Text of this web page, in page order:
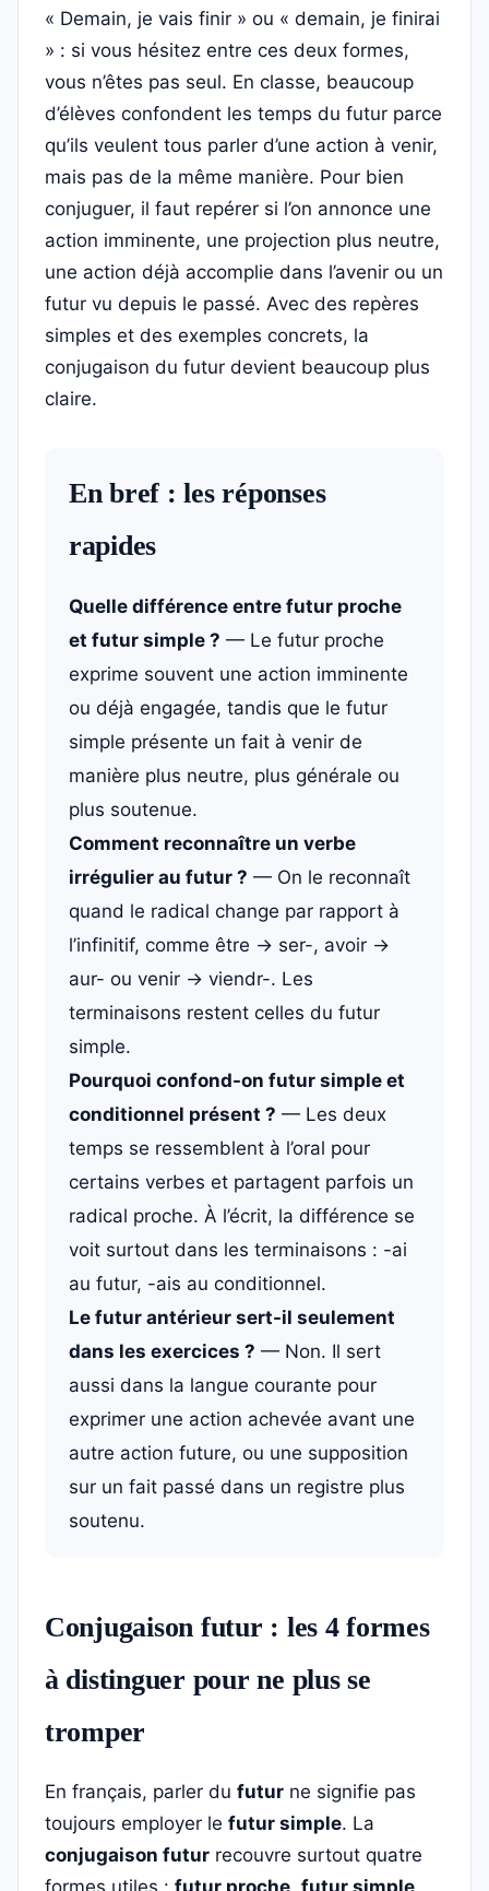
« Demain, je vais finir » ou « demain, je finirai
» : si vous hésitez entre ces deux formes,
vous n’êtes pas seul. En classe, beaucoup
d’élèves confondent les temps du futur parce
qu’ils veulent tous parler d’une action à venir,
mais pas de la même manière. Pour bien
conjuguer, il faut repérer si l’on annonce une
action imminente, une projection plus neutre,
une action déjà accomplie dans l’avenir ou un
futur vu depuis le passé. Avec des repères
simples et des exemples concrets, la
conjugaison du futur devient beaucoup plus
claire.
En bref : les réponses
rapides
Quelle différence entre futur proche
et futur simple ? — Le futur proche
exprime souvent une action imminente
ou déjà engagée, tandis que le futur
simple présente un fait à venir de
manière plus neutre, plus générale ou
plus soutenue.
Comment reconnaître un verbe
irrégulier au futur ? — On le reconnaît
quand le radical change par rapport à
l’infinitif, comme être → ser-, avoir →
aur- ou venir → viendr-. Les
terminaisons restent celles du futur
simple.
Pourquoi confond-on futur simple et
conditionnel présent ? — Les deux
temps se ressemblent à l’oral pour
certains verbes et partagent parfois un
radical proche. À l’écrit, la différence se
voit surtout dans les terminaisons : -ai
au futur, -ais au conditionnel.
Le futur antérieur sert-il seulement
dans les exercices ? — Non. Il sert
aussi dans la langue courante pour
exprimer une action achevée avant une
autre action future, ou une supposition
sur un fait passé dans un registre plus
soutenu.
Conjugaison futur : les 4 formes
à distinguer pour ne plus se
tromper
En français, parler du futur ne signifie pas
toujours employer le futur simple. La
conjugaison futur recouvre surtout quatre
formes utiles : futur proche futur simple